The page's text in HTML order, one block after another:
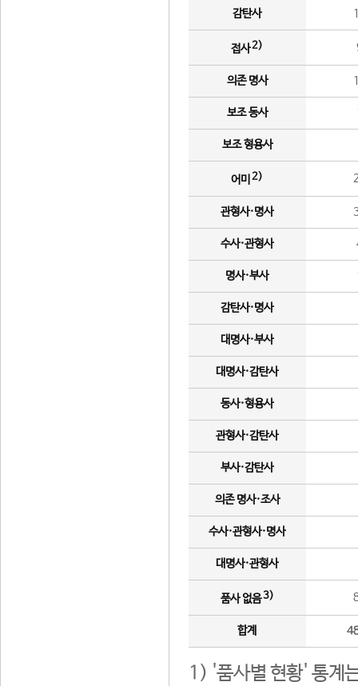
감탄사
접사2)
의존 명사
보조 동사
보조 형용사
어미 2)
관형사·명사
수사·관형사
명사·부사
감탄사·명사
대명사·부사
대명사·감탄사
동사·형용사
관형사·감탄사
부사·감탄사
의존 명사·조사
수사·관형사·명사
대명사·관형사
품사 없음3)
합계
1) '품사별 현황' 통계